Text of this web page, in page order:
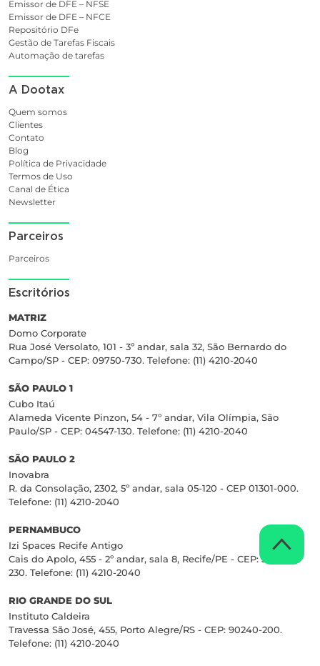
Emissor de DFE – NFSE
Emissor de DFE – NFCE
Repositório DFe
Gestão de Tarefas Fiscais
Automação de tarefas
A Dootax
Quem somos
Clientes
Contato
Blog
Política de Privacidade
Termos de Uso
Canal de Ética
Newsletter
Parceiros
Parceiros
Escritórios
MATRIZ
Domo Corporate
Rua José Versolato, 101 - 3º andar, sala 32, São Bernardo do
Campo/SP - CEP: 09750-730. Telefone: (11) 4210-2040
SÃO PAULO 1
Cubo Itaú
Alameda Vicente Pinzon, 54 - 7º andar, Vila Olímpia, São
Paulo/SP - CEP: 04547-130. Telefone: (11) 4210-2040
SÃO PAULO 2
Inovabra
R. da Consolação, 2302, 5º andar, sala 05-120 - CEP 01301-000.
Telefone: (11) 4210-2040
PERNAMBUCO
Izi Spaces Recife Antigo
Cais do Apolo, 455 - 2º andar, sala 8, Recife/PE - CEP: 50030-
230. Telefone: (11) 4210-2040
RIO GRANDE DO SUL
Instituto Caldeira
Travessa São José, 455, Porto Alegre/RS - CEP: 90240-200.
Telefone: (11) 4210-2040